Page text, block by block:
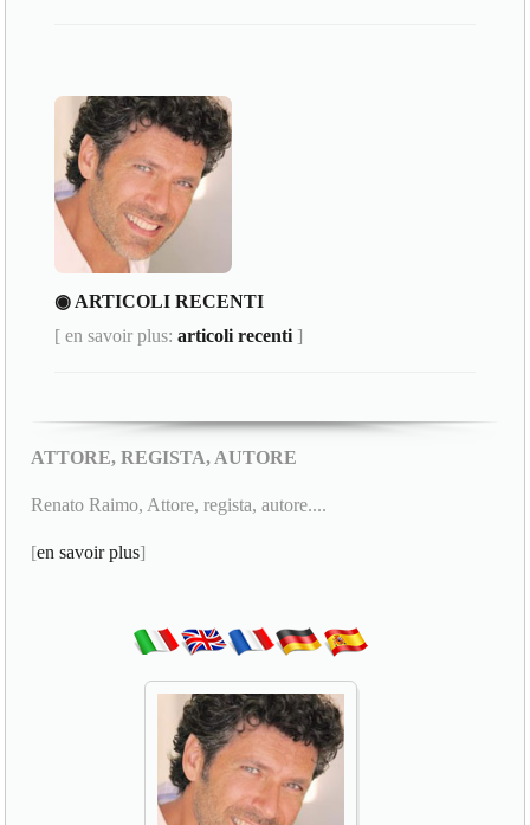
◉ ARTICOLI RECENTI
[ en savoir plus:articoli recenti ]
ATTORE, REGISTA, AUTORE
Renato Raimo, Attore, regista, autore....
[en savoir plus]